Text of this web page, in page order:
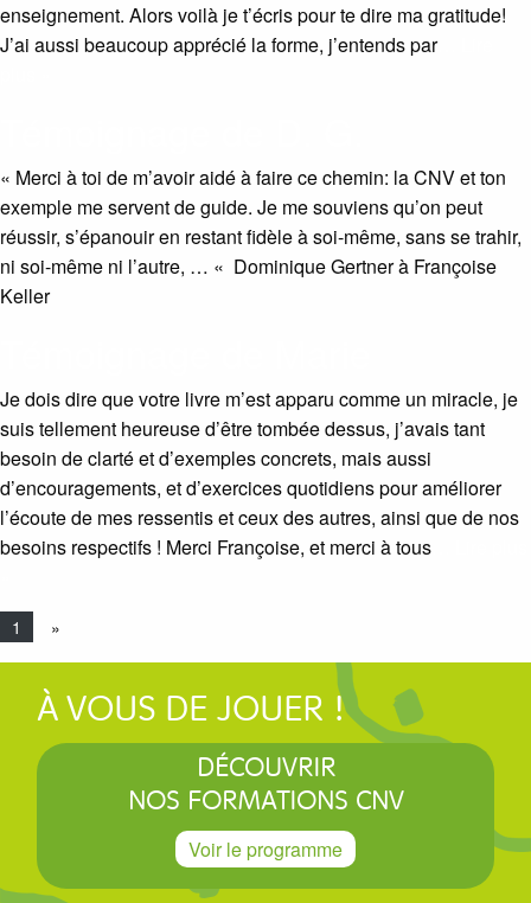
enseignement. Alors voilà je t’écris pour te dire ma gratitude!
J’ai aussi beaucoup apprécié la forme, j’entends par… Lire
« Merci à toi de m’avoir aidé à faire ce chemin: la CNV et ton
exemple me servent de guide. Je me souviens qu’on peut
réussir, s’épanouir en restant fidèle à soi-même, sans se trahir,
ni soi-même ni l’autre, … « Dominique Gertner à Françoise
Keller
Je dois dire que votre livre m’est apparu comme un miracle, je
suis tellement heureuse d’être tombée dessus, j’avais tant
besoin de clarté et d’exemples concrets, mais aussi
d’encouragements, et d’exercices quotidiens pour améliorer
l’écoute de mes ressentis et ceux des autres, ainsi que de nos
besoins respectifs ! Merci Françoise, et merci à tous
1 »
À VOUS DE JOUER !
DÉCOUVRIR
NOS FORMATIONS CNV
Voir le programme